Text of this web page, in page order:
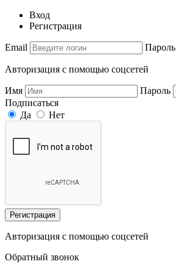
Вход
Регистрация
Email Пароль
Авторизация с помощью соцсетей
Имя Пароль
Подписаться
Да
Нет
Регистрация
Авторизация с помощью соцсетей
Обратный звонок